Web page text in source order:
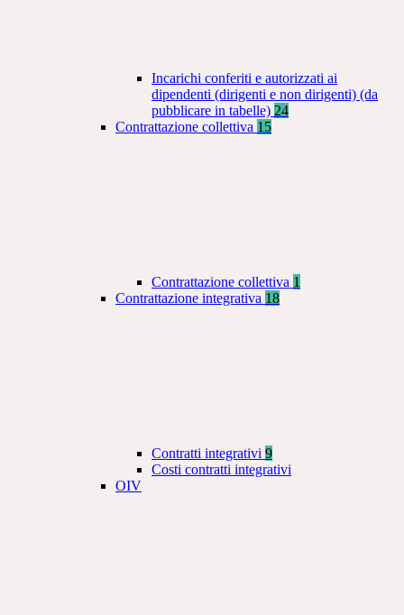
Incarichi conferiti e autorizzati ai
dipendenti (dirigenti e non dirigenti) (da
pubblicare in tabelle) 24
Contrattazione collettiva 15
Contrattazione collettiva 1
Contrattazione integrativa 18
Contratti integrativi 9
Costi contratti integrativi
OIV